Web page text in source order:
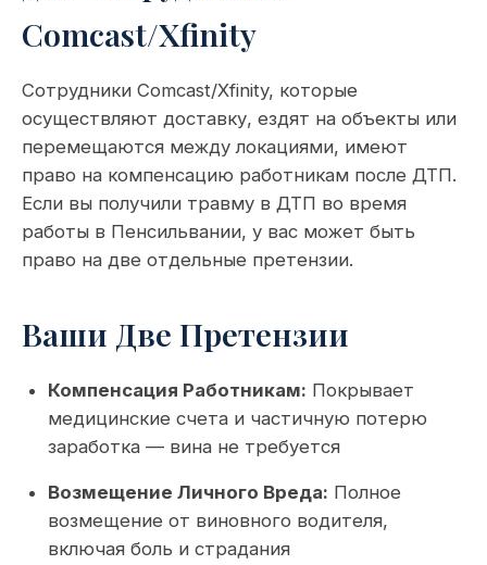
Comcast/Xfinity
Сотрудники Comcast/Xfinity, которые
осуществляют доставку, ездят на объекты или
перемещаются между локациями, имеют
право на компенсацию работникам после ДТП.
Если вы получили травму в ДТП во время
работы в Пенсильвании, у вас может быть
право на две отдельные претензии.
Ваши Две Претензии
Компенсация Работникам: Покрывает
медицинские счета и частичную потерю
заработка — вина не требуется
Возмещение Личного Вреда: Полное
возмещение от виновного водителя,
включая боль и страдания